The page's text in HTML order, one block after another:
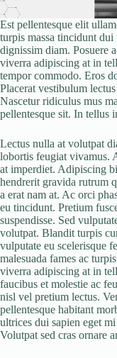
Est pellentesque elit
turpis massa tincidunt
dignissim diam. Posuere
viverra adipiscing at in
tempor commodo. Eros
Placerat vestibulum
Nascetur ridiculus mus
pellentesque sit. In tellus
Lectus nulla at volutpat
lobortis feugiat vivamus.
at imperdiet. Adipiscing
hendrerit gravida rutrum
a erat nam at. Ac orci
eu tincidunt. Pretium
suspendisse. Sed
volutpat. Blandit turpis
vulputate eu scelerisque
malesuada fames ac
viverra adipiscing at in
faucibus et molestie ac
nisl vel pretium lectus.
pellentesque habitant
ultrices dui sapien eget
Volutpat sed cras ornare